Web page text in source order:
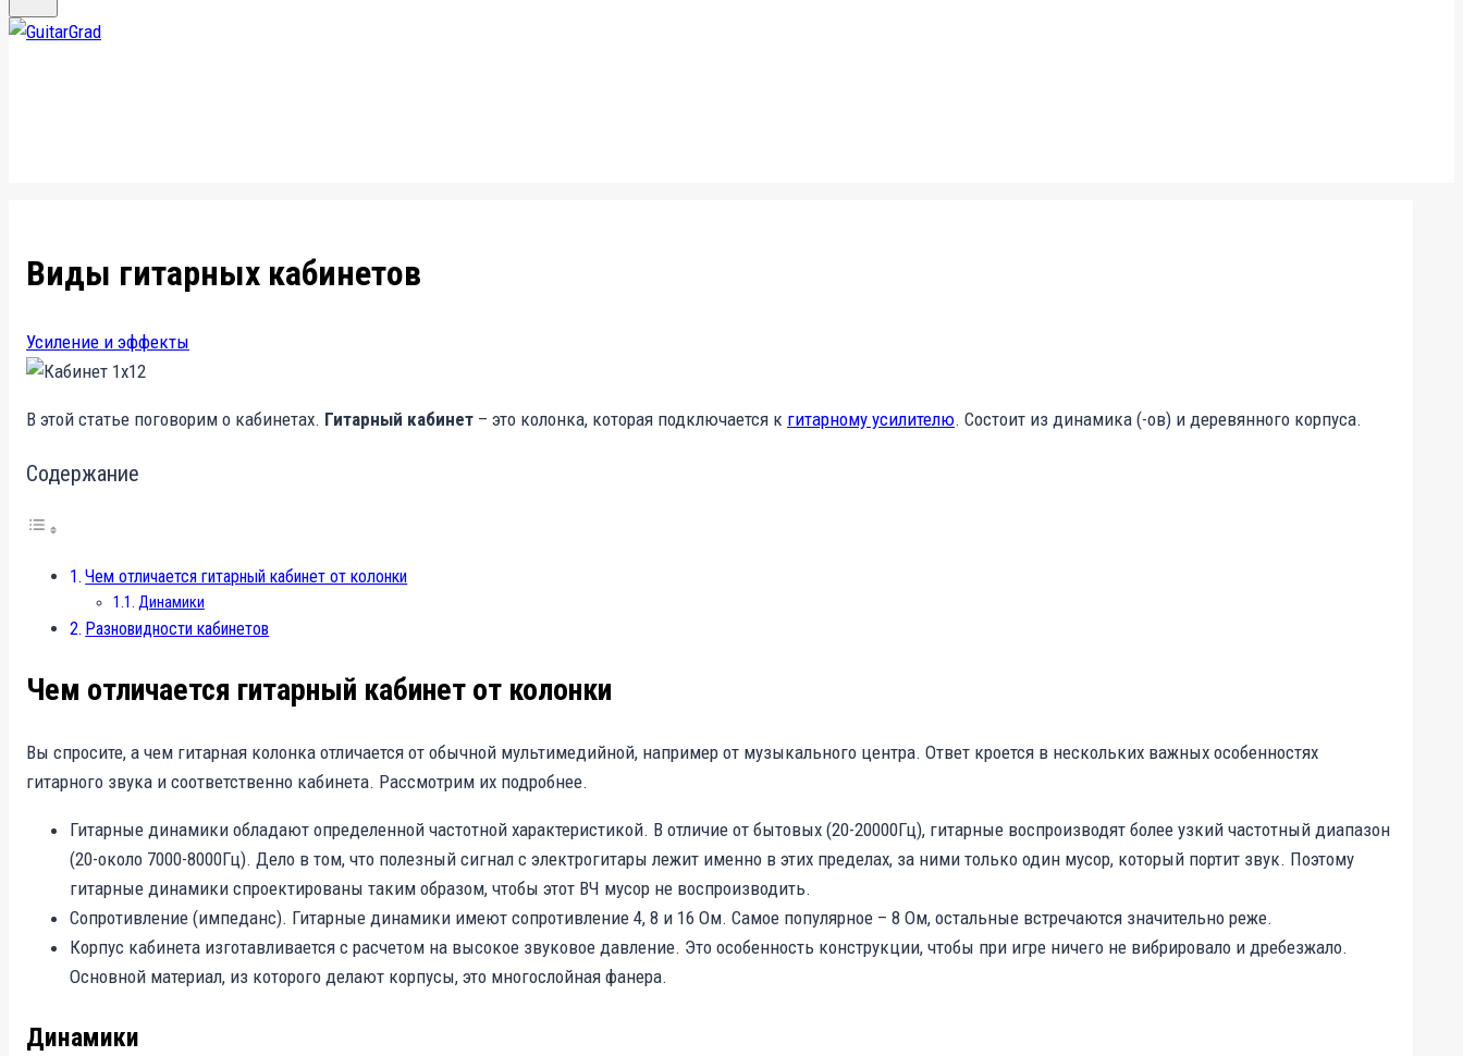
Виды гитарных кабинетов
Усиление и эффекты
В этой статье поговорим о кабинетах. Гитарный кабинет – это колонка, которая подключается к гитарному усилителю. Состоит из динамика (-ов) и деревянного корпуса.
Содержание
Чем отличается гитарный кабинет от колонки
Динамики
Разновидности кабинетов
Чем отличается гитарный кабинет от колонки
Вы спросите, а чем гитарная колонка отличается от обычной мультимедийной, например от музыкального центра. Ответ кроется в нескольких важных особенностях
гитарного звука и соответственно кабинета. Рассмотрим их подробнее.
Гитарные динамики обладают определенной частотной характеристикой. В отличие от бытовых (20-20000Гц), гитарные воспроизводят более узкий частотный диапазон
(20-около 7000-8000Гц). Дело в том, что полезный сигнал с электрогитары лежит именно в этих пределах, за ними только один мусор, который портит звук. Поэтому
гитарные динамики спроектированы таким образом, чтобы этот ВЧ мусор не воспроизводить.
Сопротивление (импеданс). Гитарные динамики имеют сопротивление 4, 8 и 16 Ом. Самое популярное – 8 Ом, остальные встречаются значительно реже.
Корпус кабинета изготавливается с расчетом на высокое звуковое давление. Это особенность конструкции, чтобы при игре ничего не вибрировало и дребезжало.
Основной материал, из которого делают корпусы, это многослойная фанера.
Динамики